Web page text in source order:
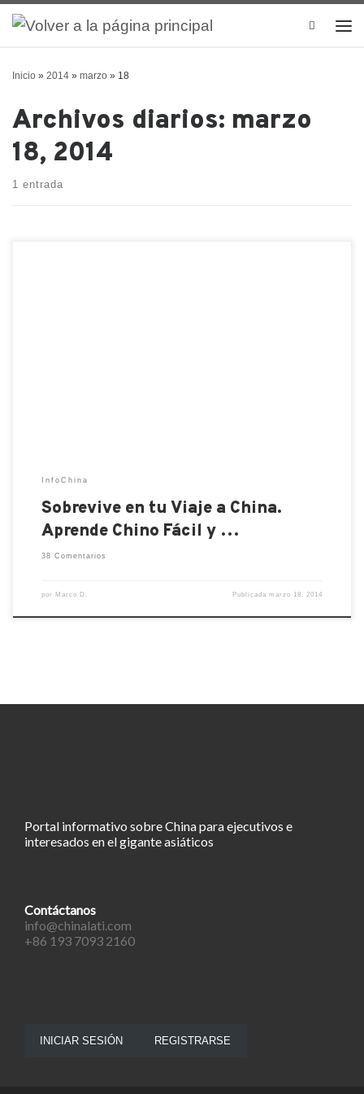
Search
Inicio » 2014 » marzo » 18
Archivos diarios: marzo
18, 2014
1 entrada
InfoChina
Sobrevive en tu Viaje a China.
Aprende Chino Fácil y …
38 Comentarios
por Marco D. Publicadamarzo 18, 2014
Portal informativo sobre China para ejecutivos e
interesados en el gigante asiáticos
Contáctanos
info@chinalati.com
+86 193 7093 2160
INICIAR SESIÓN REGISTRARSE